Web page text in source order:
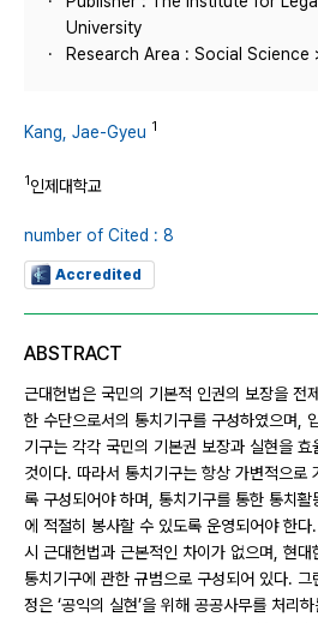
University
Research Area : Social Science
Kang, Jae-Gyeu 1
1인제대학교
number of Cited : 8
Accredited
ABSTRACT
근대헌법은 국민의 기본적 인권의 보장을 전
한 수단으로서의 통치기구를 구성하였으며,
기구는 각각 국민의 기본권 보장과 실현을
것이다. 따라서 통치기구는 항상 가변적으로
록 구성되어야 하며, 통치기구를 통한 통치
에 적절히 봉사할 수 있도록 운영되어야 한
시 근대헌법과 근본적인 차이가 없으며, 현
통치기구에 관한 규범으로 구성되어 있다.
정은 ‘공익의 실현’을 위해 공공사무를 처리